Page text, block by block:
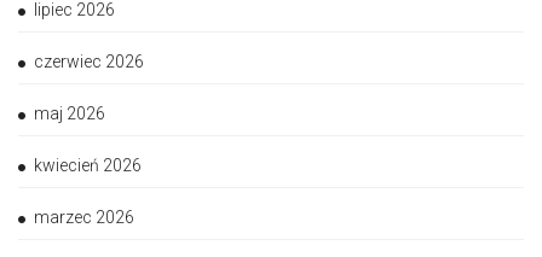
lipiec 2026
czerwiec 2026
maj 2026
kwiecień 2026
marzec 2026